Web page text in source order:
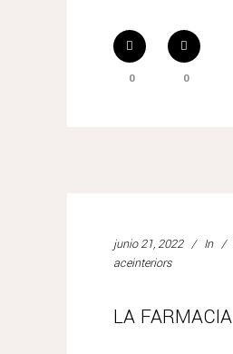
0 0
junio 21, 2022 In
aceinteriors
LA FARMACIA